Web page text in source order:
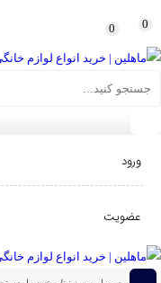
0
0
ورود
عضویت
کولر گازی
کولر گازی پاکشوما
کولر گازی پاکشوما 12000 مدل MPB12CH
کولر گازی پاکشوما 12000 مدل MPB12CH